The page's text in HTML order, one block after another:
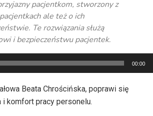
pacjentkom, stworzony z
ale też o ich
Te rozwiązania służą
i bezpieczeństwu pacjentek.
00:00
Beata Chrościńska, poprawi się
komfort pracy personelu.